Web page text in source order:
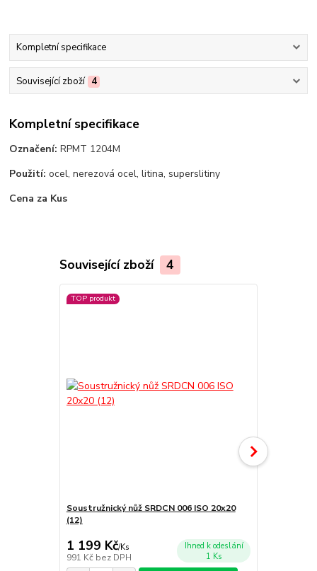
Kompletní specifikace
Související zboží 4
Kompletní specifikace
Označení:RPMT 1204M
Použití: ocel, nerezová ocel, litina, superslitiny
Cena za Kus
Související zboží 4
TOP produkt
Soustružnický nůž SRDCN 006 ISO 20x20
(12)
1 199 Kč/Ks
991 Kč bez DPH
Ihned k odeslání
1 Ks